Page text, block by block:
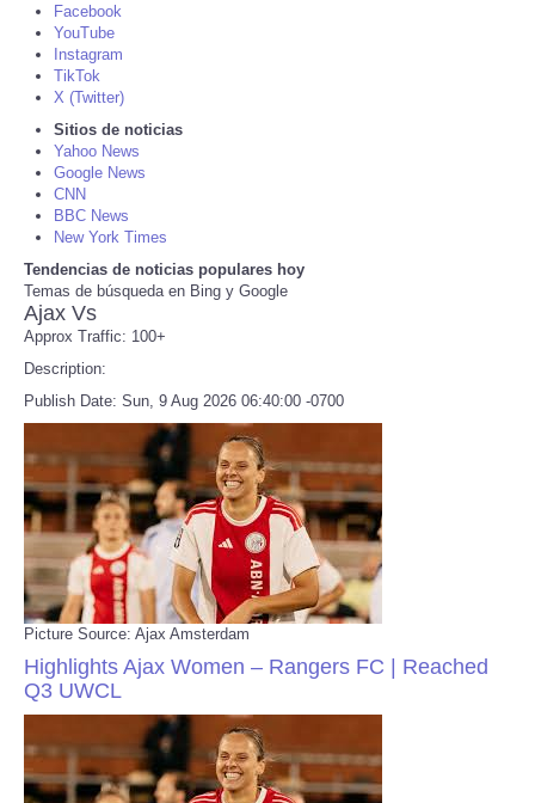
Daily Deals
RobinsPost Store
Refund Policy
Facebook
YouTube
Instagram
TikTok
X (Twitter)
Sitios de noticias
Yahoo News
Google News
CNN
BBC News
New York Times
Tendencias de noticias populares hoy
Temas de búsqueda en Bing y Google
Ajax Vs
Approx Traffic: 100+
Description:
Publish Date: Sun, 9 Aug 2026 06:40:00 -0700
Picture Source: Ajax Amsterdam
Highlights Ajax Women – Rangers FC | Reached
Q3 UWCL